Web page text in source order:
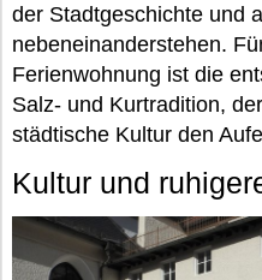
der Stadtgeschichte und
nebeneinanderstehen.
Ferienwohnung ist die
Salz- und Kurtradition,
städtische Kultur den
Kultur und